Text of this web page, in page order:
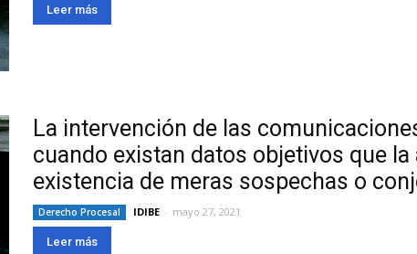
Leer más
La intervención de las
cuando existan datos objetivos que la
existencia de meras sospechas o
Derecho Procesal IDIBE - mayo 27, 2021
Leer más